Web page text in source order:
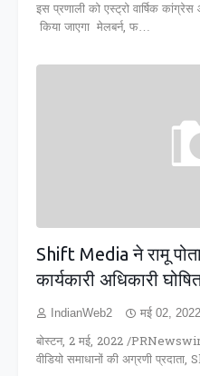
इस प्रणाली को एस्ट्रो वार्षिक
किया जाएगा मेलबर्न, फ…
Shift Media ने रामू
कार्यकारी अधिकारी
IndianWeb2 मई 02, 2022
बोस्टन, 2 मई, 2022 /
वीडियो समाधानों की अग्रणी